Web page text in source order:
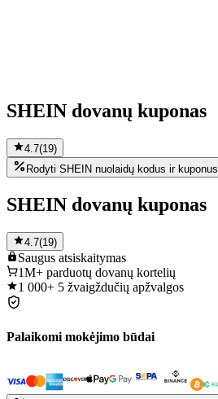
SHEIN dovanų kuponas
4.7(19)
Rodyti SHEIN nuolaidų kodus ir kuponus
SHEIN dovanų kuponas
4.7(19)
Saugus atsiskaitymas
1M+ parduotų dovanų kortelių
1 000+ 5 žvaigždučių apžvalgos
Palaikomi mokėjimo būdai